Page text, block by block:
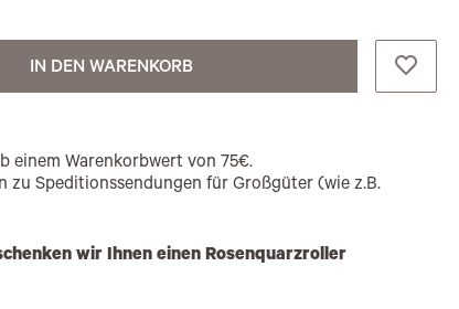
IN DEN WARENKORB
einem Warenkorbwert von 75€.
Speditionssendungen für Großgüter (wie z.B.
wir Ihnen einen Rosenquarzroller